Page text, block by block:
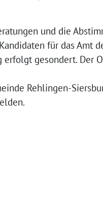
und die
für das Amt
gesondert. Der
Rehlingen-